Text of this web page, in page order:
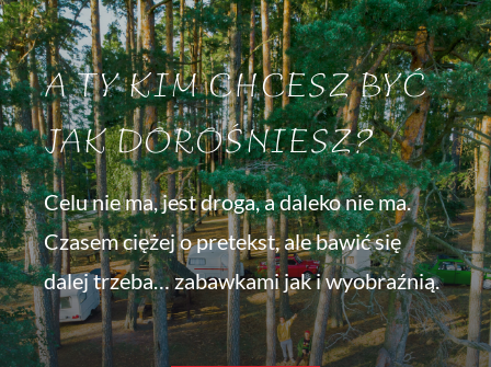
A TY KIM CHCESZ BYĆ
JAK DOROŚNIESZ?
Celu nie ma, jest droga, a daleko nie ma.
Czasem ciężej o pretekst, ale bawić się
dalej trzeba… zabawkami jak i wyobraźnią.